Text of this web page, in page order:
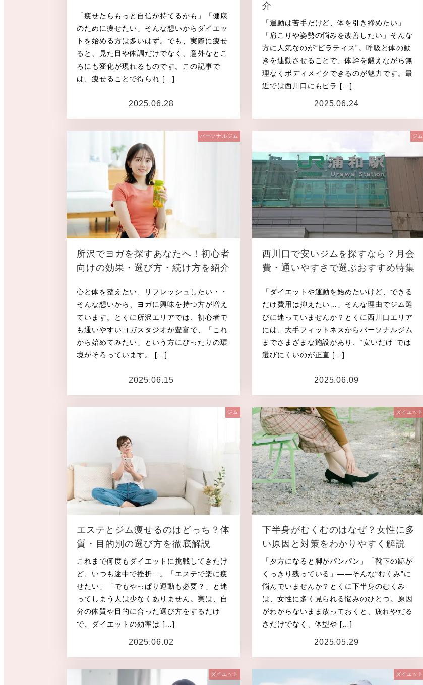
「痩せたらもっと自信が持てるかも」「健康
のために痩せたい」そんな想いからダイエッ
トを始める方は多いはず。でも、実際に痩せ
ると、見た目や体調だけでなく、意外なとこ
ろにも変化が現れるものです。この記事で
は、痩せることで得られ […]
2025.06.28
介
「運動は苦手だけど、体を引き締めたい」
「肩こりや姿勢の悩みを改善したい」そんな
方に人気なのが“ピラティス”。呼吸と体の動
きを連動させることで、体幹を鍛えながら無
理なくボディメイクできるのが魅力です。最
近では西川口にもピラ […]
2025.06.24
パーソナルジム
所沢でヨガを探すあなたへ！初心者
向けの効果・選び方・続け方を紹介
心と体を整えたい、リフレッシュしたい・・
そんな想いから、ヨガに興味を持つ方が増え
ています。とくに所沢エリアでは、初心者で
も通いやすいヨガスタジオが豊富で、「これ
から始めてみたい」という方にぴったりの環
境がそろっています。 […]
2025.06.15
ジム
西川口で安いジムを探すなら？月会
費・通いやすさで選ぶおすすめ特集
「ダイエットや運動を始めたいけど、できる
だけ費用は抑えたい…」そんな理由でジム選
びに迷っていませんか？とくに西川口エリア
には、大手フィットネスからパーソナルジム
までさまざまな施設があり、“安いだけ”では
選びにくいのが正直 […]
2025.06.09
ジム
エステとジム痩せるのはどっち？体
質・目的別の選び方を徹底解説
これまで何度もダイエットに挑戦してきたけ
ど、いつも途中で挫折…。「エステで楽に痩
せたい」「でもやっぱり運動も必要？」と迷
ってしまう人は少なくありません。実は、自
分の体質や目的に合った選び方をするだけ
で、ダイエットの効率は […]
2025.06.02
ダイエット
下半身がむくむのはなぜ？女性に多
い原因と対策をわかりやすく解説
「夕方になると脚がパンパン」「靴下の跡が
くっきり残っている」――そんな“むくみ”に
悩んでいませんか？とくに下半身のむくみ
は、女性に多く見られる悩みのひとつ。原因
がわからないまま放っておくと、疲れやだる
さだけでなく、体型や […]
2025.05.29
ダイエット ダイエット